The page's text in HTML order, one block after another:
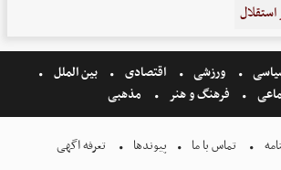
استقلال
ورزشی اقتصادی
بین الملل
فرهنگ و هنر مذهبی
تماس با ما پیوندها تعرفه اگهی